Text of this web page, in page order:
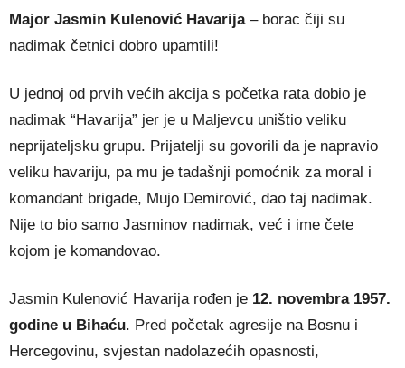
Major Jasmin Kulenović Havarija– borac čiji su
nadimak četnici dobro upamtili!
U jednoj od prvih većih akcija s početka rata dobio je
nadimak “Havarija” jer je u Maljevcu uništio veliku
neprijateljsku grupu. Prijatelji su govorili da je napravio
veliku havariju, pa mu je tadašnji pomoćnik za moral i
komandant brigade, Mujo Demirović, dao taj nadimak.
Nije to bio samo Jasminov nadimak, već i ime čete
kojom je komandovao.
Jasmin Kulenović Havarija rođen je 12. novembra 1957.
godine u Bihaću. Pred početak agresije na Bosnu i
Hercegovinu, svjestan nadolazećih opasnosti,